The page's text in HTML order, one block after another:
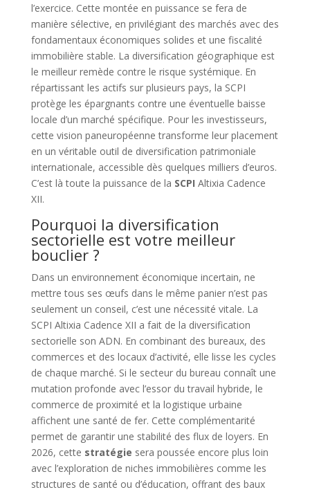
l’exercice. Cette montée en puissance se fera de
manière sélective, en privilégiant des marchés avec des
fondamentaux économiques solides et une fiscalité
immobilière stable. La diversification géographique est
le meilleur remède contre le risque systémique. En
répartissant les actifs sur plusieurs pays, la SCPI
protège les épargnants contre une éventuelle baisse
locale d’un marché spécifique. Pour les investisseurs,
cette vision paneuropéenne transforme leur placement
en un véritable outil de diversification patrimoniale
internationale, accessible dès quelques milliers d’euros.
C’est là toute la puissance de la SCPI Altixia Cadence
XII.
Pourquoi la diversification
sectorielle est votre meilleur
bouclier ?
Dans un environnement économique incertain, ne
mettre tous ses œufs dans le même panier n’est pas
seulement un conseil, c’est une nécessité vitale. La
SCPI Altixia Cadence XII a fait de la diversification
sectorielle son ADN. En combinant des bureaux, des
commerces et des locaux d’activité, elle lisse les cycles
de chaque marché. Si le secteur du bureau connaît une
mutation profonde avec l’essor du travail hybride, le
commerce de proximité et la logistique urbaine
affichent une santé de fer. Cette complémentarité
permet de garantir une stabilité des flux de loyers. En
2026, cette stratégie sera poussée encore plus loin
avec l’exploration de niches immobilières comme les
structures de santé ou d’éducation, offrant des baux